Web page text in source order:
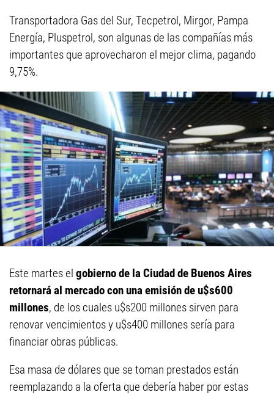
Transportadora Gas del Sur, Tecpetrol, Mirgor, Pampa
Energía, Pluspetrol, son algunas de las compañías más
importantes que aprovecharon el mejor clima, pagando
9,75%.
Este martes el gobierno de la Ciudad de Buenos Aires
retornará al mercado con una emisión de u$s600
millones, de los cuales u$s200 millones sirven para
renovar vencimientos y u$s400 millones sería para
financiar obras públicas.
Esa masa de dólares que se toman prestados están
reemplazando a la oferta que debería haber por estas